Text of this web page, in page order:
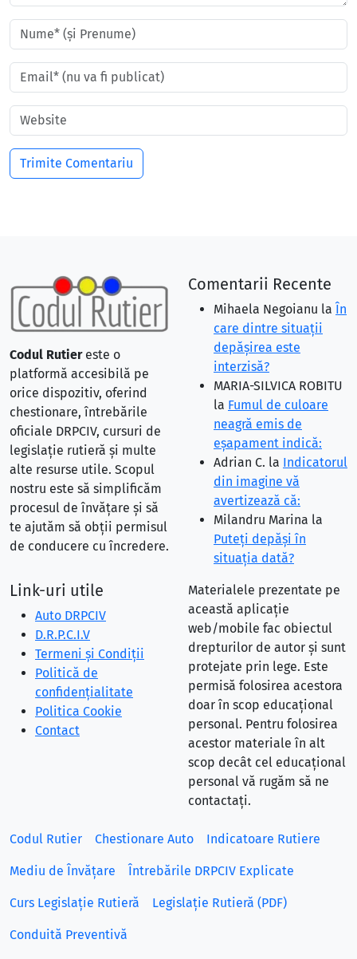
Codul Rutiereste o
platformă accesibilă pe
orice dispozitiv, oferind
chestionare, întrebările
oficiale DRPCIV, cursuri de
legislație rutieră și multe
alte resurse utile. Scopul
nostru este să simplificăm
procesul de învățare și să
te ajutăm să obții permisul
de conducere cu încredere.
Comentarii Recente
Mihaela Negoianu la În
care dintre situaţii
depăşirea este
interzisă?
MARIA-SILVICA ROBITU
la Fumul de culoare
neagră emis de
eşapament indică:
Adrian C. la Indicatorul
din imagine vă
avertizează că:
Milandru Marina la
Puteţi depăşi în
situaţia dată?
Link-uri utile
Auto DRPCIV
D.R.P.C.I.V
Termeni și Condiții
Politică de
confidențialitate
Politica Cookie
Contact
Materialele prezentate pe
această aplicație
web/mobile fac obiectul
drepturilor de autor și sunt
protejate prin lege. Este
permisă folosirea acestora
doar în scop educațional
personal. Pentru folosirea
acestor materiale în alt
scop decât cel educațional
personal vă rugăm să ne
contactați.
Codul Rutier Chestionare Auto Indicatoare Rutiere
Mediu de Învățare Întrebările DRPCIV Explicate
Curs Legislație Rutieră Legislație Rutieră (PDF)
Conduită Preventivă